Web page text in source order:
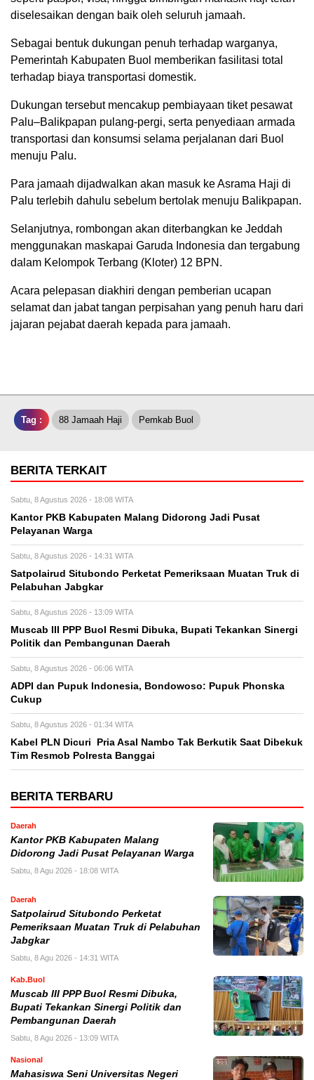
diselesaikan dengan baik oleh seluruh jamaah.
Sebagai bentuk dukungan penuh terhadap warganya,
Pemerintah Kabupaten Buol memberikan fasilitasi total
terhadap biaya transportasi domestik.
Dukungan tersebut mencakup pembiayaan tiket pesawat
Palu–Balikpapan pulang-pergi, serta penyediaan armada
transportasi dan konsumsi selama perjalanan dari Buol
menuju Palu.
Para jamaah dijadwalkan akan masuk ke Asrama Haji di
Palu terlebih dahulu sebelum bertolak menuju Balikpapan.
Selanjutnya, rombongan akan diterbangkan ke Jeddah
menggunakan maskapai Garuda Indonesia dan tergabung
dalam Kelompok Terbang (Kloter) 12 BPN.
Acara pelepasan diakhiri dengan pemberian ucapan
selamat dan jabat tangan perpisahan yang penuh haru dari
jajaran pejabat daerah kepada para jamaah.
Tag : 88 Jamaah Haji Pemkab Buol
BERITA TERKAIT
Sabtu, 8 Agustus 2026 - 18:08 WITA
Kantor PKB Kabupaten Malang Didorong Jadi Pusat
Pelayanan Warga
Sabtu, 8 Agustus 2026 - 14:31 WITA
Satpolairud Situbondo Perketat Pemeriksaan Muatan Truk di
Pelabuhan Jabgkar
Sabtu, 8 Agustus 2026 - 13:09 WITA
Muscab III PPP Buol Resmi Dibuka, Bupati Tekankan Sinergi
Politik dan Pembangunan Daerah
Sabtu, 8 Agustus 2026 - 06:06 WITA
ADPI dan Pupuk Indonesia, Bondowoso: Pupuk Phonska
Cukup
Sabtu, 8 Agustus 2026 - 01:34 WITA
Kabel PLN Dicuri Pria Asal Nambo Tak Berkutik Saat Dibekuk
Tim Resmob Polresta Banggai
BERITA TERBARU
Daerah
Kantor PKB Kabupaten Malang
Didorong Jadi Pusat Pelayanan Warga
Sabtu, 8 Agu 2026 - 18:08 WITA
Daerah
Satpolairud Situbondo Perketat
Pemeriksaan Muatan Truk di Pelabuhan
Jabgkar
Sabtu, 8 Agu 2026 - 14:31 WITA
Kab.Buol
Muscab III PPP Buol Resmi Dibuka,
Bupati Tekankan Sinergi Politik dan
Pembangunan Daerah
Sabtu, 8 Agu 2026 - 13:09 WITA
Nasional
Mahasiswa Seni Universitas Negeri